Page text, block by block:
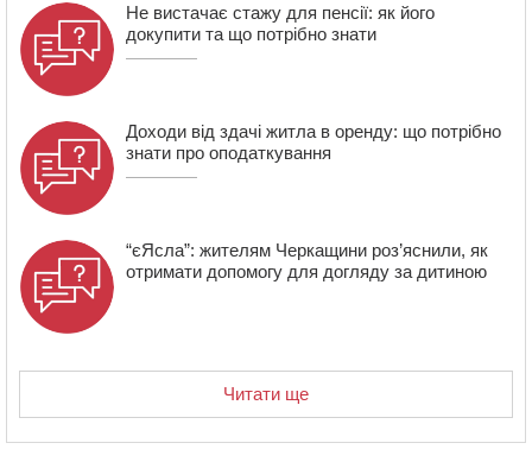
першості
19:33 На Уманщині експосадовицю відділу освіти
судитимуть через завдані бюджету збитки
Не вистачає стажу для пенсії: як його
докупити та що потрібно знати
Доходи від здачі житла в оренду: що потрібно
знати про оподаткування
“єЯсла”: жителям Черкащини роз’яснили, як
отримати допомогу для догляду за дитиною
Читати ще